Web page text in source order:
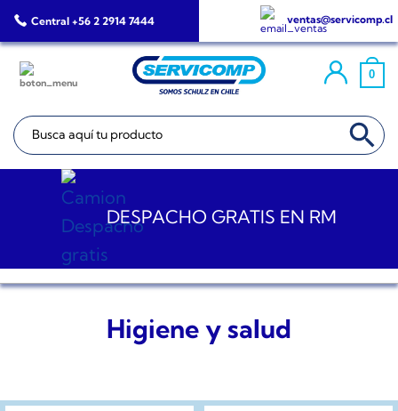
Saltar
Central +56 2 2914 7444 ventas@servicomp.cl
0
Buscar: BOTÓN DE
DESPACHO GRATIS EN RM
Higiene y salud